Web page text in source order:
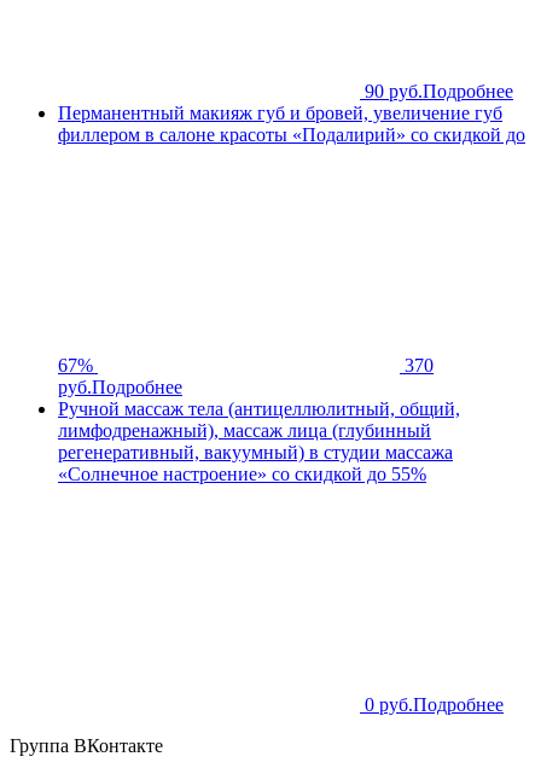
90 руб.Подробнее
Перманентный макияж губ и бровей, увеличение губ
филлером в салоне красоты «Подалирий» со скидкой до
67%
370
руб.Подробнее
Ручной массаж тела (антицеллюлитный, общий,
лимфодренажный), массаж лица (глубинный
регенеративный, вакуумный) в студии массажа
«Солнечное настроение» со скидкой до 55%
0 руб.Подробнее
Группа ВКонтакте